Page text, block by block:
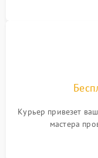
Курьер привезет
мастера